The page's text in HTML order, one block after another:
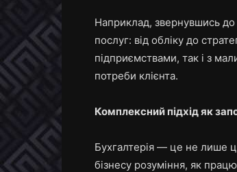
Наприклад, звернувшись до
послуг: від обліку до
підприємствами, так і з
потреби клієнта.
Комплексний підхід як
Бухгалтерія — це не лише
бізнесу розуміння, як